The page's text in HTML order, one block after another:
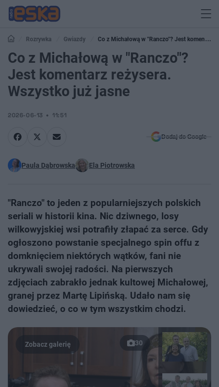
Rozrywka Gwiazdy
Co z Michałową w "Ranczo"? Jest komentarz
reżysera. Wszystko już jasne
Co z Michałową w "Ranczo"?
Jest komentarz reżysera.
Wszystko już jasne
2026-06-13 11:51
Dodaj do Google
Paula Dąbrowska Ela Piotrowska
"Ranczo" to jeden z popularniejszych polskich
seriali w historii kina. Nic dziwnego, losy
wilkowyjskiej wsi potrafiły złapać za serce. Gdy
ogłoszono powstanie specjalnego spin offu z
domknięciem niektórych wątków, fani nie
ukrywali swojej radości. Na pierwszych
zdjęciach zabrakło jednak kultowej Michałowej,
granej przez Martę Lipińską. Udało nam się
dowiedzieć, o co w tym wszystkim chodzi.
30